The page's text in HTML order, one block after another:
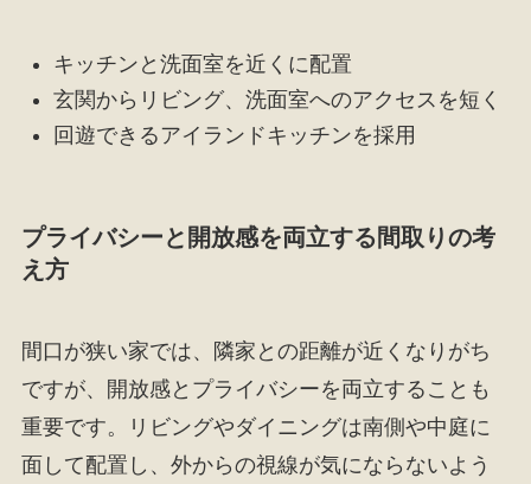
キッチンと洗面室を近くに配置
玄関からリビング、洗面室へのアクセスを短く
回遊できるアイランドキッチンを採用
プライバシーと開放感を両立する間取りの考
え方
間口が狭い家では、隣家との距離が近くなりがち
ですが、開放感とプライバシーを両立することも
重要です。リビングやダイニングは南側や中庭に
面して配置し、外からの視線が気にならないよう